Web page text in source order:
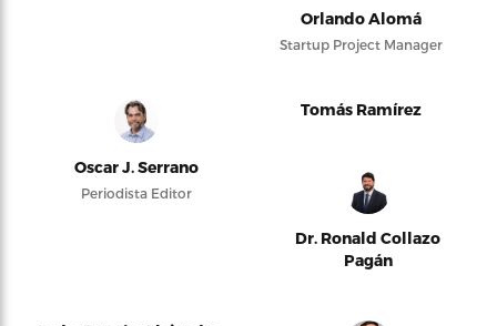
Orlando Alomá
Startup Project Manager
Oscar J. Serrano
Periodista Editor
Tomás Ramírez
Dr. Ronald Collazo
Pagán